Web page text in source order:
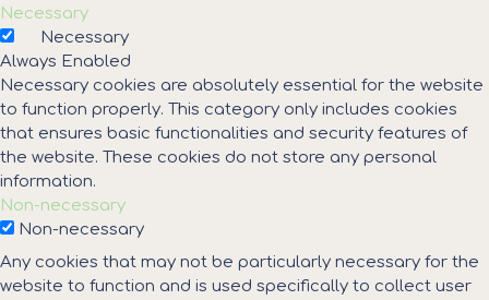
Necessary
Necessary
Always Enabled
Necessary cookies are absolutely essential for the website
to function properly. This category only includes cookies
that ensures basic functionalities and security features of
the website. These cookies do not store any personal
information.
Non-necessary
Non-necessary
Any cookies that may not be particularly necessary for the
website to function and is used specifically to collect user